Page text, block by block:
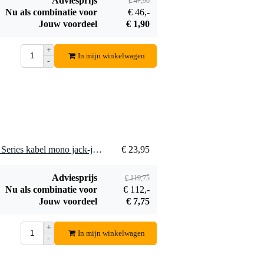
Mais comme ça, tt seul, tt neuf, entre mes pédales et mon ampli,
Et le prix est vraiment vraiment bas pour cela.
Nu als combinatie voor
€ 46,-
Jouw voordeel
€ 1,90
+
-
In mijn winkelwagen
5 x Roland RIC-G10 Gold Series kabel mono jack-jack 3 meter € 23,95
Adviesprijs € 119,75
Nu als combinatie voor
€ 112,-
Jouw voordeel
€ 7,75
+
-
In mijn winkelwagen